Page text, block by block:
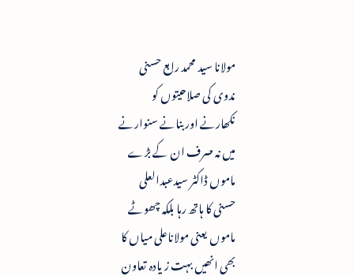
مولانا سید محمد رابع حسنی
ندوی کی صلاحیتوں کو
نکھارنے اور بنانے سنوارنے
میں نہ صرف ان کے بڑے
ماموں ڈاکٹر سیدعبدالعلی
حسنی کا ہاتھ رہا بلکہ چھوٹے
ماموں یعنی مولاناعلی میاں کا
بھی انھیں بہت زیادہ تعاون